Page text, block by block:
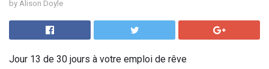
by Alison Doyle
Jour 13 de 30 jours à votre emploi de rêve